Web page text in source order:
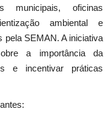
municipais, oficinas
ambiental e
pela SEMAN. A iniciativa
a importância da
e incentivar práticas